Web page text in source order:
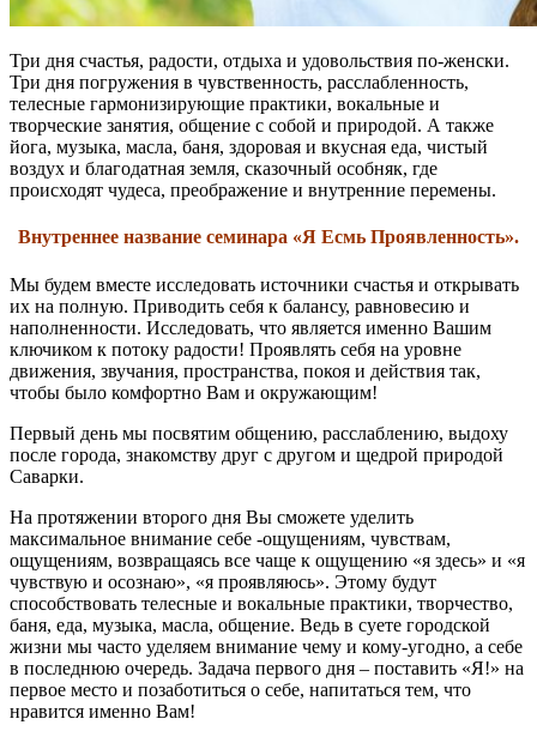
Три дня счастья, радости, отдыха и удовольствия по-женски.
Три дня погружения в чувственность, расслабленность,
телесные гармонизирующие практики, вокальные и
творческие занятия, общение с собой и природой. А также
йога, музыка, масла, баня, здоровая и вкусная еда, чистый
воздух и благодатная земля, сказочный особняк, где
происходят чудеса, преображение и внутренние перемены.
Внутреннее название семинара «Я Есмь Проявленность».
Мы будем вместе исследовать источники счастья и открывать
их на полную. Приводить себя к балансу, равновесию и
наполненности. Исследовать, что является именно Вашим
ключиком к потоку радости! Проявлять себя на уровне
движения, звучания, пространства, покоя и действия так,
чтобы было комфортно Вам и окружающим!
Первый день мы посвятим общению, расслаблению, выдоху
после города, знакомству друг с другом и щедрой природой
Саварки.
На протяжении второго дня Вы сможете уделить
максимальное внимание себе -ощущениям, чувствам,
ощущениям, возвращаясь все чаще к ощущению «я здесь» и «я
чувствую и осознаю», «я проявляюсь». Этому будут
способствовать телесные и вокальные практики, творчество,
баня, еда, музыка, масла, общение. Ведь в суете городской
жизни мы часто уделяем внимание чему и кому-угодно, а себе
в последнюю очередь. Задача первого дня – поставить «Я!» на
первое место и позаботиться о себе, напитаться тем, что
нравится именно Вам!